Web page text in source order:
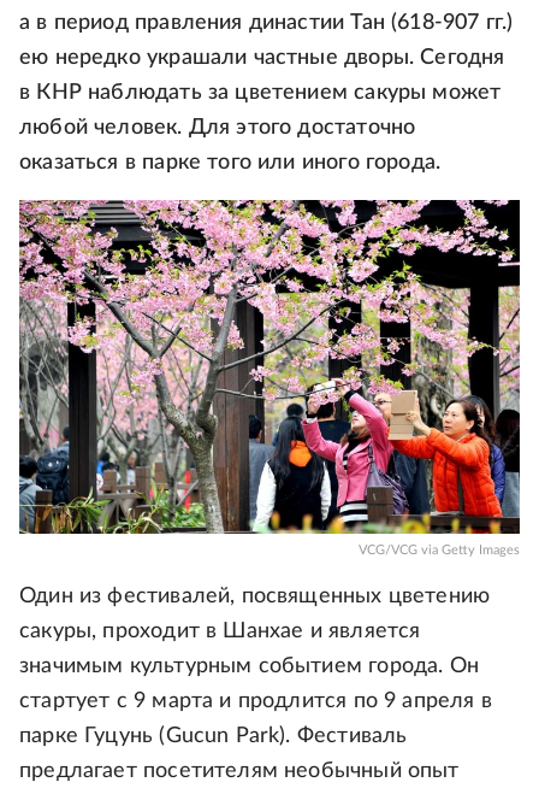
а в период правления династии Тан (618-907 гг.)
ею нередко украшали частные дворы. Сегодня
в КНР наблюдать за цветением сакуры может
любой человек. Для этого достаточно
оказаться в парке того или иного города.
VCG/VCG via Getty Images
Один из фестивалей, посвященных цветению
сакуры, проходит в Шанхае и является
значимым культурным событием города. Он
стартует с 9 марта и продлится по 9 апреля в
парке Гуцунь (Gucun Park). Фестиваль
предлагает посетителям необычный опыт